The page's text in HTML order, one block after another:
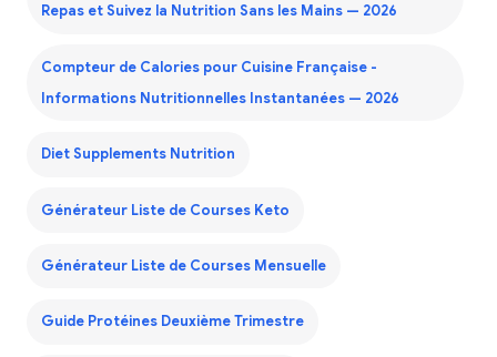
Repas et Suivez la Nutrition Sans les Mains — 2026
Compteur de Calories pour Cuisine Française -
Informations Nutritionnelles Instantanées — 2026
Diet Supplements Nutrition
Générateur Liste de Courses Keto
Générateur Liste de Courses Mensuelle
Guide Protéines Deuxième Trimestre